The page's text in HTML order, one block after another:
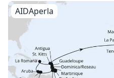
AIDAperla